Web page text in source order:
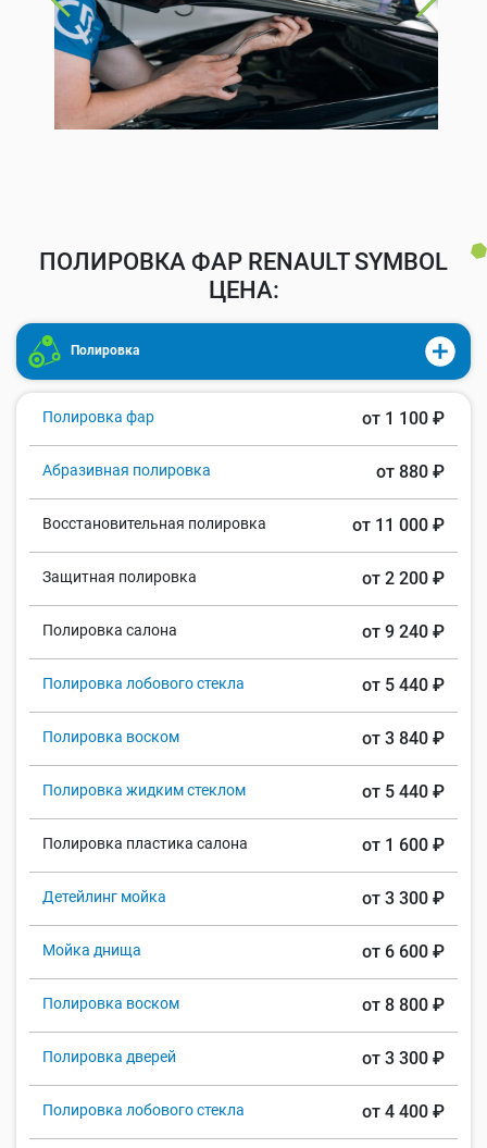
ПОЛИРОВКА ФАР RENAULT SYMBOL
ЦЕНА:
Полировка
Полировка фар от 1 100 ₽
Абразивная полировка от 880 ₽
Восстановительная полировка от 11 000 ₽
Защитная полировка от 2 200 ₽
Полировка салона от 9 240 ₽
Полировка лобового стекла от 5 440 ₽
Полировка воском от 3 840 ₽
Полировка жидким стеклом от 5 440 ₽
Полировка пластика салона от 1 600 ₽
Детейлинг мойка от 3 300 ₽
Мойка днища от 6 600 ₽
Полировка воском от 8 800 ₽
Полировка дверей от 3 300 ₽
Полировка лобового стекла от 4 400 ₽